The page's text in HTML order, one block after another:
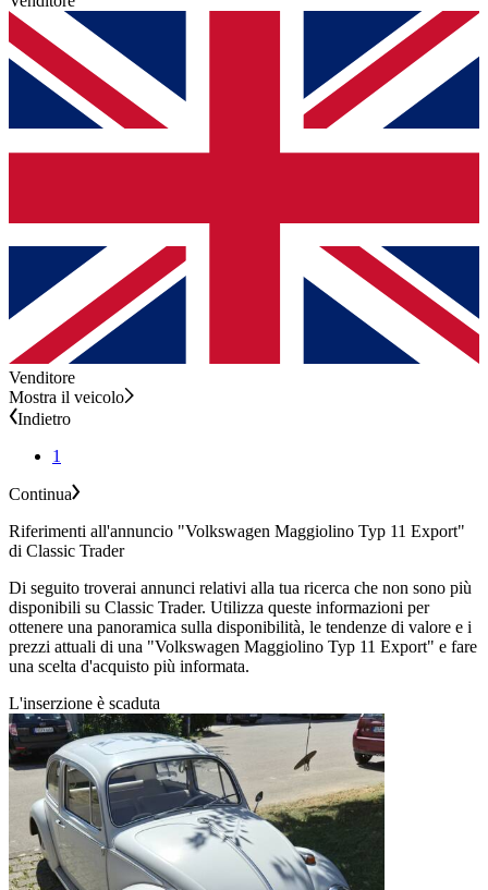
Venditore
Mostra il veicolo
Indietro
1
Continua
Riferimenti all'annuncio "Volkswagen Maggiolino Typ 11 Export"
di Classic Trader
Di seguito troverai annunci relativi alla tua ricerca che non sono più
disponibili su Classic Trader. Utilizza queste informazioni per
ottenere una panoramica sulla disponibilità, le tendenze di valore e i
prezzi attuali di una "Volkswagen Maggiolino Typ 11 Export" e fare
una scelta d'acquisto più informata.
L'inserzione è scaduta